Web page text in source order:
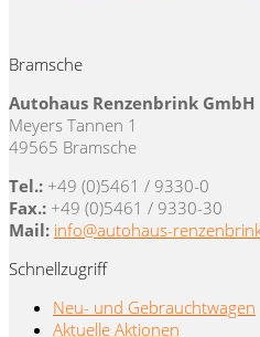
Bramsche
Autohaus Renzenbrink GmbH
Meyers Tannen 1
49565 Bramsche
Tel.: +49 (0)5461 / 9330-0
Fax.: +49 (0)5461 / 9330-30
Mail: info@autohaus-
Schnellzugriff
Neu- und Gebrauchtwagen
Aktuelle Aktionen